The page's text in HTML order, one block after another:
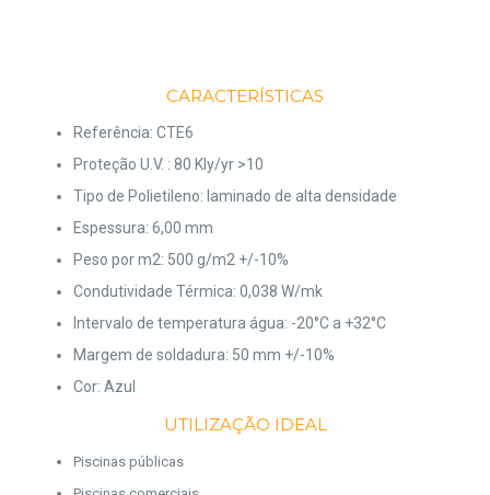
CARACTERÍSTICAS
Referência: CTE6
Proteção U.V. : 80 Kly/yr >10
Tipo de Polietileno: laminado de alta densidade
Espessura: 6,00 mm
Peso por m2: 500 g/m2 +/-10%
Condutividade Térmica: 0,038 W/mk
Intervalo de temperatura água: -20°C a +32°C
Margem de soldadura: 50 mm +/-10%
Cor: Azul
UTILIZAÇÃO IDEAL
Piscinas públicas